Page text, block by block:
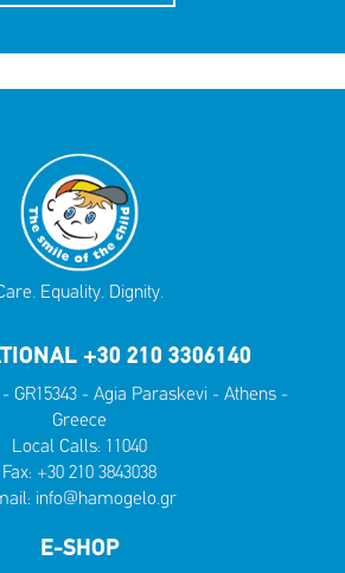
Equality. Dignity.
+30 210 3306140
GR15343 - Agia Paraskevi - Athens -
Greece
Local Calls: 11040
Fax: +30 210 3843038
info@hamogelo.gr
E-SHOP